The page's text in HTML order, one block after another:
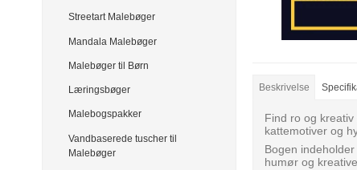
Streetart Malebøger
Mandala Malebøger
Malebøger til Børn
Læringsbøger
Malebogspakker
Vandbaserede tuscher til
Malebøger
Beskrivelse
Find ro og
kattemotiver og
Bogen
humør og